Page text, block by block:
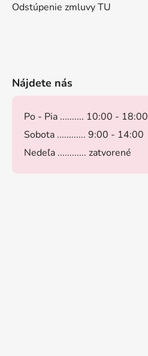
Odstúpenie zmluvy TU
Nájdete nás
Po - Pia .......... 10:00 - 18:00
Sobota ............ 9:00 - 14:00
Nedeľa ............ zatvorené